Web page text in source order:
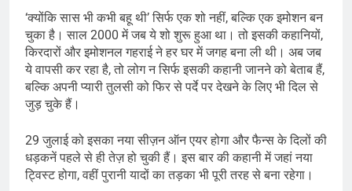
‘क्योंकि सास भी कभी बहू थी’ सिर्फ एक शो नहीं, बल्कि एक इमोशन बन
चुका है। साल 2000 में जब ये शो शुरू हुआ था। तो इसकी कहानियों,
किरदारों और इमोशनल गहराई ने हर घर में जगह बना ली थी। अब जब
ये वापसी कर रहा है, तो लोग न सिर्फ इसकी कहानी जानने को बेताब हैं,
बल्कि अपनी प्यारी तुलसी को फिर से पर्दे पर देखने के लिए भी दिल से
जुड़ चुके हैं।
29 जुलाई को इसका नया सीज़न ऑन एयर होगा और फैन्स के दिलों की
धड़कनें पहले से ही तेज़ हो चुकी हैं। इस बार की कहानी में जहां नया
ट्विस्ट होगा, वहीं पुरानी यादों का तड़का भी पूरी तरह से बना रहेगा।